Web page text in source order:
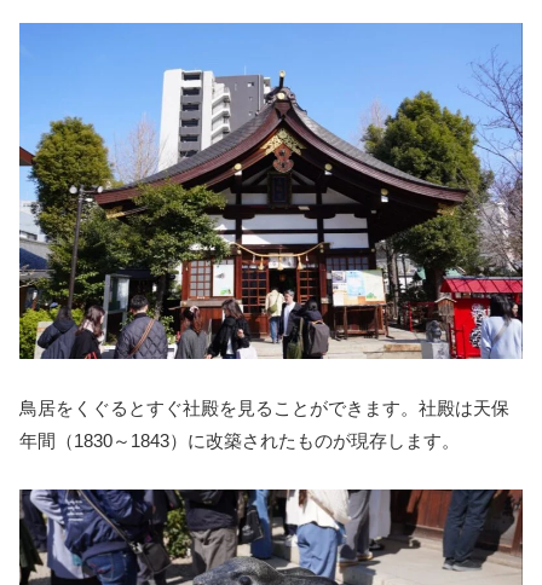
鳥居をくぐるとすぐ社殿を見ることができます。社殿は天保
年間（1830～1843）に改築されたものが現存します。